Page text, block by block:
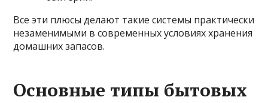
Все эти плюсы делают такие системы практически
незаменимыми в современных условиях хранения
домашних запасов.
Основные типы бытовых